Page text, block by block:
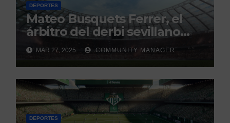
DEPORTES
Mateo Busquets Ferrer, el
árbitro del derbi sevillano
con un historial que genera
debate
MAR 27, 2025 COMMUNITY MANAGER
DEPORTES